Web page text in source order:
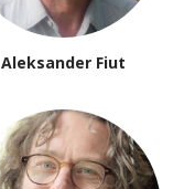
Aleksander Fiut